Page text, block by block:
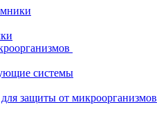
системы
защиты от микроорганизмов